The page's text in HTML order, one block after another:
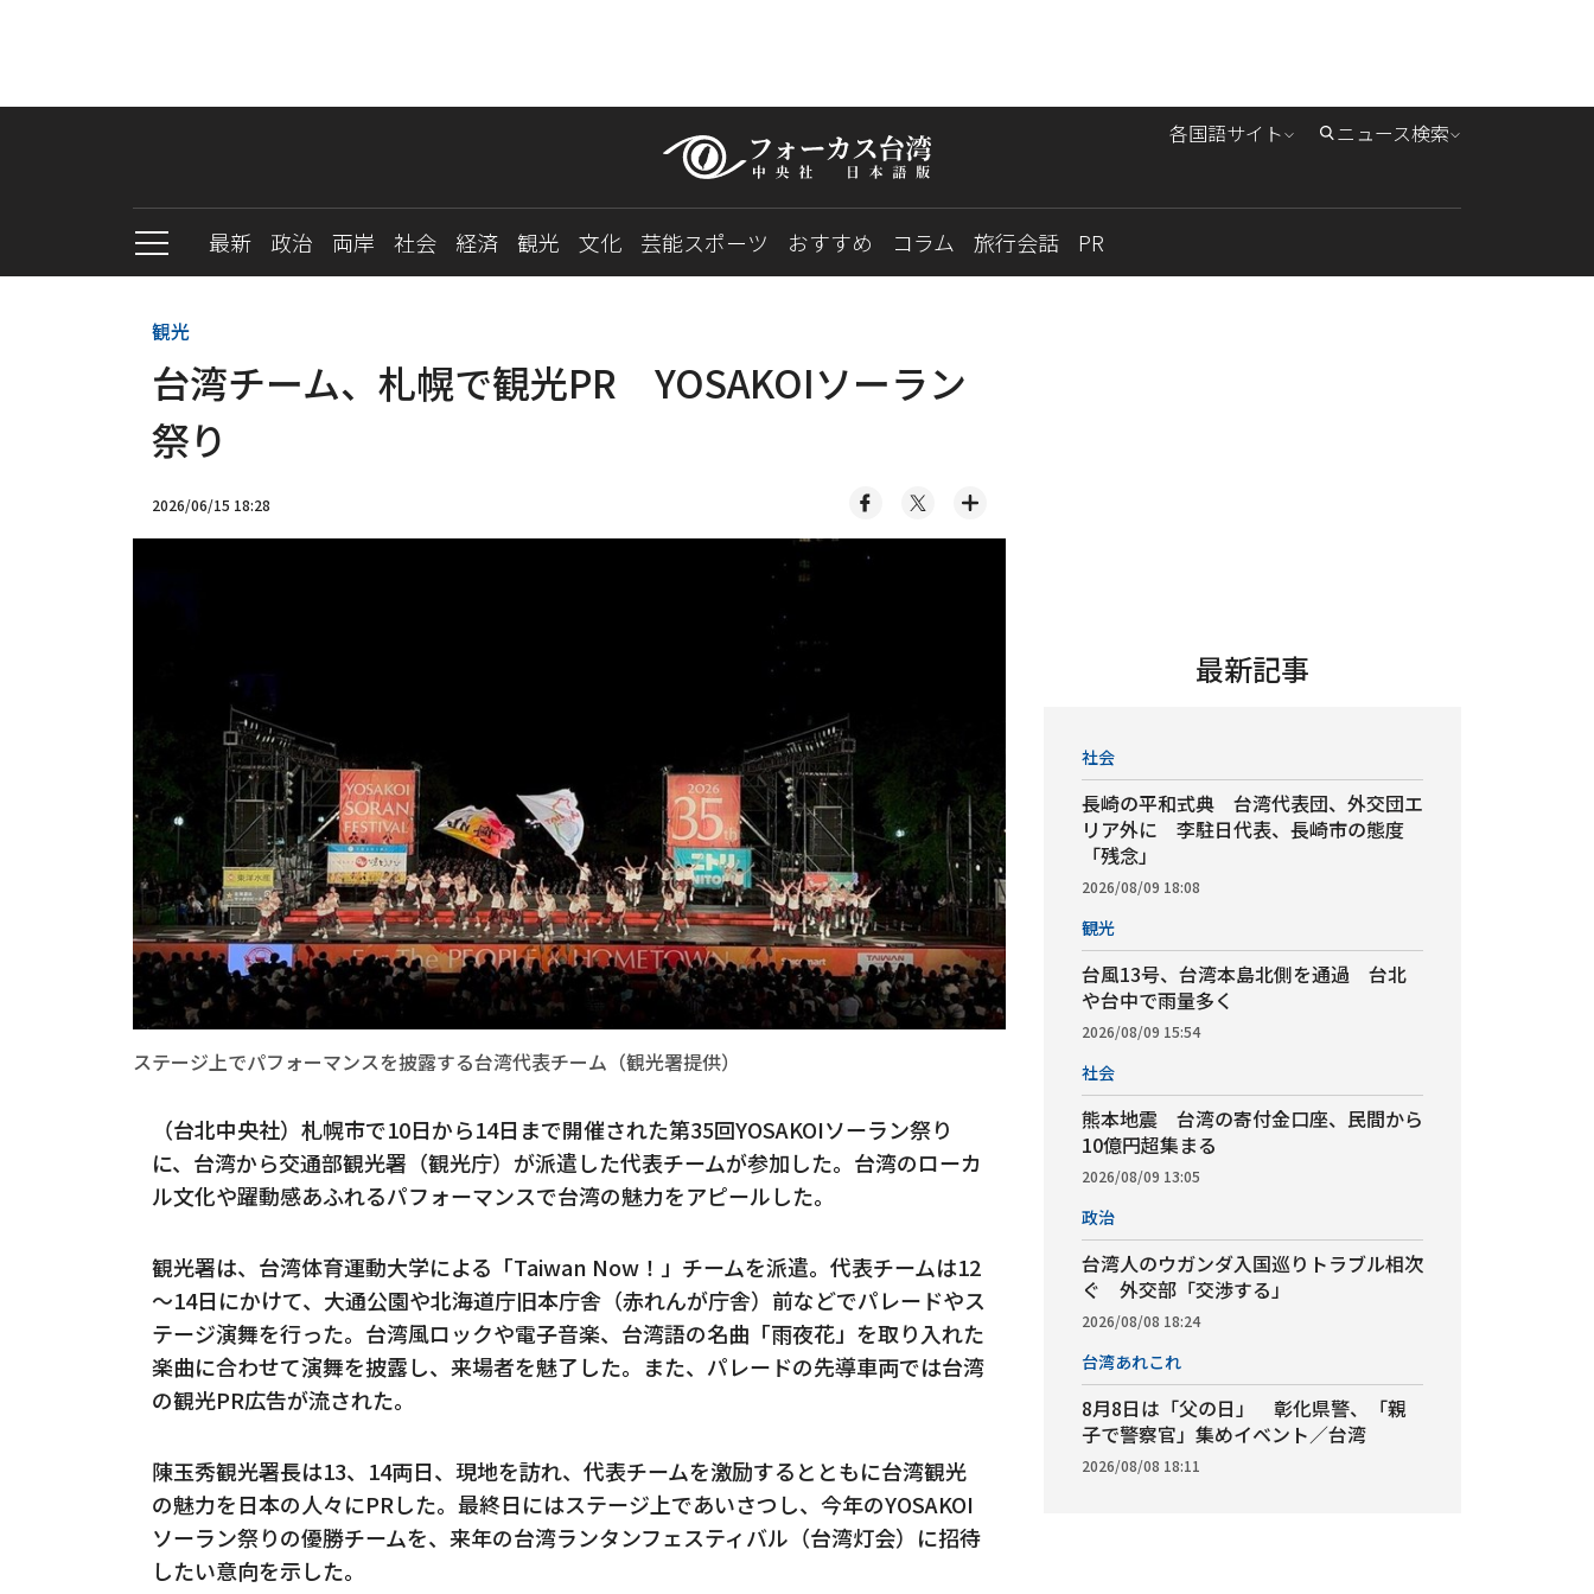
各国語サイト ニュース検索
最新 政治 両岸 社会 経済 観光 文化 芸能スポーツ おすすめ コラム 旅行会話 PR
観光
台湾チーム、札幌で観光PR YOSAKOIソーラン
祭り
2026/06/15 18:28
ステージ上でパフォーマンスを披露する台湾代表チーム（観光署提供）
（台北中央社）札幌市で10日から14日まで開催された第35回YOSAKOIソーラン祭り
に、台湾から交通部観光署（観光庁）が派遣した代表チームが参加した。台湾のローカ
ル文化や躍動感あふれるパフォーマンスで台湾の魅力をアピールした。
観光署は、台湾体育運動大学による「Taiwan Now！」チームを派遣。代表チームは12
～14日にかけて、大通公園や北海道庁旧本庁舎（赤れんが庁舎）前などでパレードやス
テージ演舞を行った。台湾風ロックや電子音楽、台湾語の名曲「雨夜花」を取り入れた
楽曲に合わせて演舞を披露し、来場者を魅了した。また、パレードの先導車両では台湾
の観光PR広告が流された。
陳玉秀観光署長は13、14両日、現地を訪れ、代表チームを激励するとともに台湾観光
の魅力を日本の人々にPRした。最終日にはステージ上であいさつし、今年のYOSAKOI
ソーラン祭りの優勝チームを、来年の台湾ランタンフェスティバル（台湾灯会）に招待
したい意向を示した。
最新記事
社会
長崎の平和式典 台湾代表団、外交団エ
リア外に 李駐日代表、長崎市の態度
「残念」
2026/08/09 18:08
観光
台風13号、台湾本島北側を通過 台北
や台中で雨量多く
2026/08/09 15:54
社会
熊本地震 台湾の寄付金口座、民間から
10億円超集まる
2026/08/09 13:05
政治
台湾人のウガンダ入国巡りトラブル相次
ぐ 外交部「交渉する」
2026/08/08 18:24
台湾あれこれ
8月8日は「父の日」 彰化県警、「親
子で警察官」集めイベント／台湾
2026/08/08 18:11